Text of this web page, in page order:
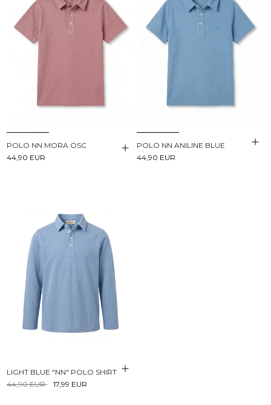
POLO NN MORA OSC
44,90 EUR
POLO NN ANILINE BLUE
44,90 EUR
LIGHT BLUE "NN" POLO SHIRT
44,90 EUR
17,99 EUR